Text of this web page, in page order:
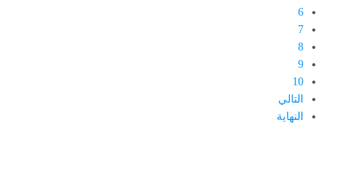
6
7
8
9
10
التالي
النهاية